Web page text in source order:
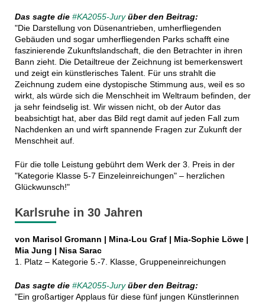
Das sagte die #KA2055-Juryüber den Beitrag:
"Die Darstellung von Düsenantrieben, umherfliegenden
Gebäuden und sogar umherfliegenden Parks schafft eine
faszinierende Zukunftslandschaft, die den Betrachter in ihren
Bann zieht. Die Detailtreue der Zeichnung ist bemerkenswert
und zeigt ein künstlerisches Talent. Für uns strahlt die
Zeichnung zudem eine dystopische Stimmung aus, weil es so
wirkt, als würde sich die Menschheit im Weltraum befinden, der
ja sehr feindselig ist. Wir wissen nicht, ob der Autor das
beabsichtigt hat, aber das Bild regt damit auf jeden Fall zum
Nachdenken an und wirft spannende Fragen zur Zukunft der
Menschheit auf.
Für die tolle Leistung gebührt dem Werk der 3. Preis in der
"Kategorie Klasse 5-7 Einzeleinreichungen" – herzlichen
Glückwunsch!"
Karlsruhe in 30 Jahren
von Marisol Gromann | Mina-Lou Graf | Mia-Sophie Löwe |
Mia Jung | Nisa Sarac​
1. Platz – Kategorie 5.-7. Klasse, Gruppeneinreichungen
Das sagte die #KA2055-Juryüber den Beitrag:
"Ein großartiger Applaus für diese fünf jungen Künstlerinnen